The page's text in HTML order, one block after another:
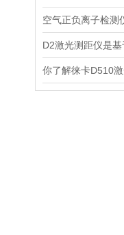
空气正负离子检测
你了解徕卡D510